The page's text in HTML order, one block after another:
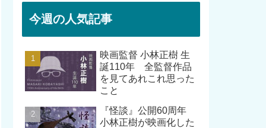
今週の人気記事
映画監督 小林正樹 生
誕110年 全監督作品
を見てあれこれ思った
こと
『怪談』公開60周年
小林正樹が映画化した